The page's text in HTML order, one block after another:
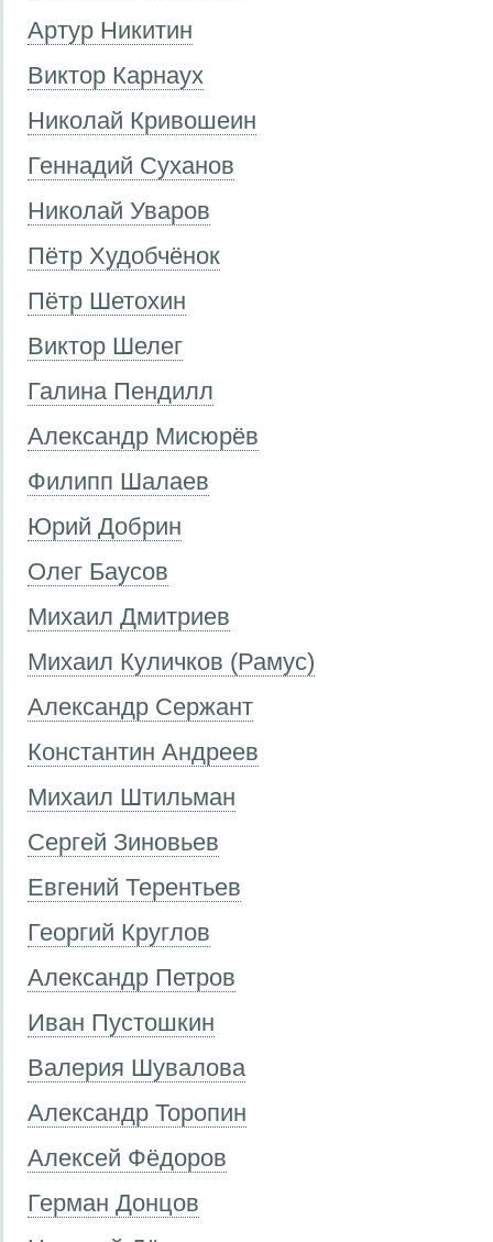
Артур Никитин
Виктор Карнаух
Николай Кривошеин
Геннадий Суханов
Николай Уваров
Пётр Худобчёнок
Пётр Шетохин
Виктор Шелег
Галина Пендилл
Александр Мисюрёв
Филипп Шалаев
Юрий Добрин
Олег Баусов
Михаил Дмитриев
Михаил Куличков (Рамус)
Александр Сержант
Константин Андреев
Михаил Штильман
Сергей Зиновьев
Евгений Терентьев
Георгий Круглов
Александр Петров
Иван Пустошкин
Валерия Шувалова
Александр Торопин
Алексей Фёдоров
Герман Донцов